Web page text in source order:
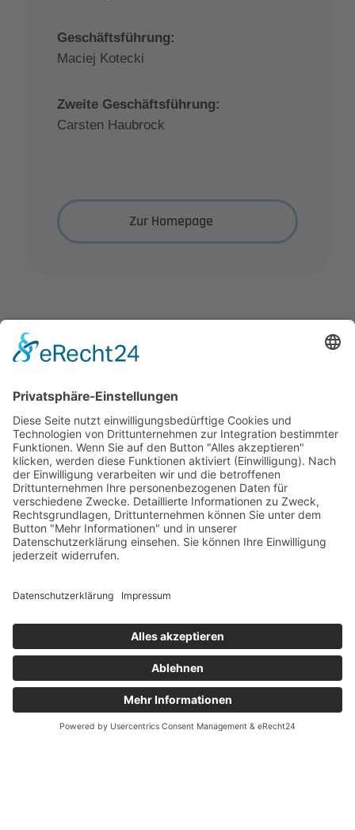
Geschäftsführung:
Maciej Kotecki
Zweite Geschäftsführung:
Carsten Haubrock
Zur Homepage